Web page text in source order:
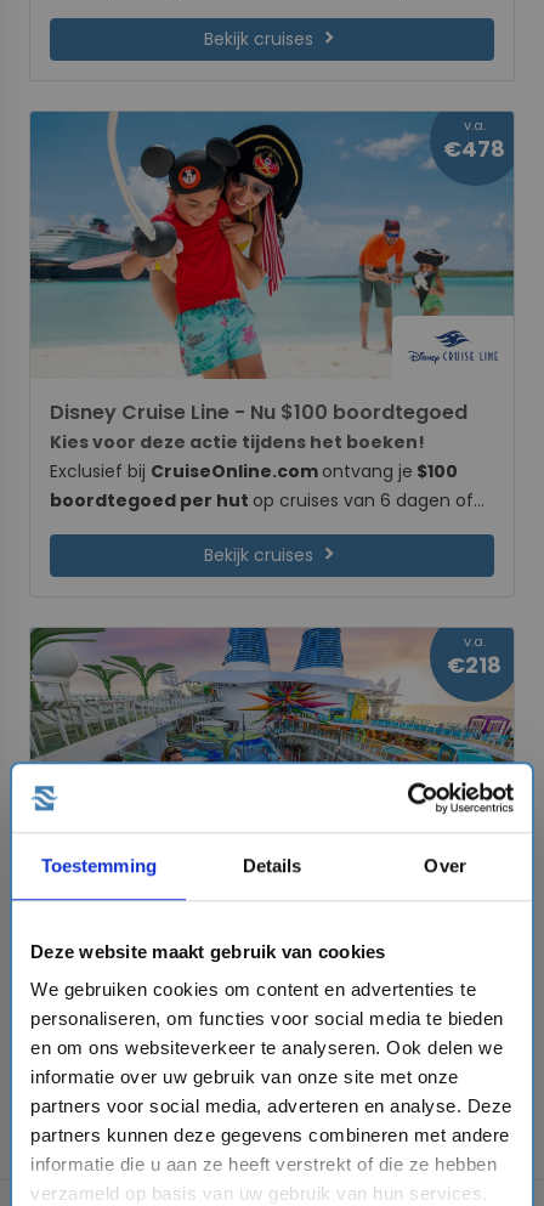
Toestemming Details Over
Deze website maakt gebruik van cookies
We gebruiken cookies om content en advertenties te
personaliseren, om functies voor social media te bieden
en om ons websiteverkeer te analyseren. Ook delen we
informatie over uw gebruik van onze site met onze
partners voor social media, adverteren en analyse. Deze
partners kunnen deze gegevens combineren met andere
informatie die u aan ze heeft verstrekt of die ze hebben
verzameld op basis van uw gebruik van hun services.
profiteert van zeer scherpe prijzen voor een
beperkte tijd. Dus pak je kans en boek 1 van de
een volledige betaling. Tijdelijk cruise je mee met
Holland America Line voor een aantrekkelijke prijs.
Bekijk cruises chevron_right
v.a.
€478
Disney Cruise Line - Nu $100 boordtegoed
Kies voor deze actie tijdens het boeken!
Exclusief bij CruiseOnline.com ontvang je $100
boordtegoed per hut op cruises van 6 dagen of
langer metDisney Cruise Line. Het boordtegoed is
geheel naar eigen wens te besteden aan boord en
boeking automatisch worden toegevoegd wanneer
je uiterlijk 10 augustus 2026 boekt ⏱️. Ben jij klaar
voor een onvergetelijke cruise-ervaring metDisney
Cruise Line?
Bekijk cruises chevron_right
v.a.
€218
Kies voor deze actie tijdens het boeken!
Boek nu methoge kortingenje cruise met Royal
Caribbean.
Tijdelijk ontvangt de 2e persoon in
de hut maar liefst60% kortingop de cruiseprijs!
Tijdelijk ontvang je ook tot €775,- EXTRA korting 🤑.
De kortingen zijn reeds in de prijs verwerkt. Bekijk de
voorwaarden van deze actie.
Bekijk cruiseschevron_right